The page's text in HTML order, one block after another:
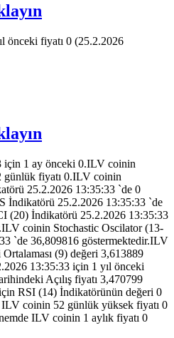
önceki fiyatı 0 (25.2.2026
1 ay önceki 0.ILV coinin
günlük fiyatı 0.ILV coinin
25.2.2026 13:35:33 `de 0
İndikatörü 25.2.2026 13:35:33 `de
(20) İndikatörü 25.2.2026 13:35:33
coinin Stochastic Oscilator (13-
`de 36,809816 göstermektedir.ILV
(9) değeri 3,613889
13:35:33 için 1 yıl önceki
Açılış fiyatı 3,470799
RSI (14) İndikatörünün değeri 0
coinin 52 günlük yüksek fiyatı 0
ILV coinin 1 aylık fiyatı 0